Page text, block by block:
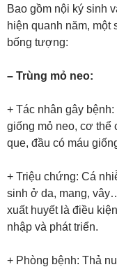
Bao gồm nội ký sinh
hiện quanh năm, một
bống tượng:
– Trùng mỏ neo:
+ Tác nhân gây bệnh:
giống mỏ neo, cơ thể
que, đầu có máu
+ Triệu chứng: Cá
sinh ở da, mang,
xuất huyết là điều
nhập và phát triển.
+ Phòng bệnh: Thả